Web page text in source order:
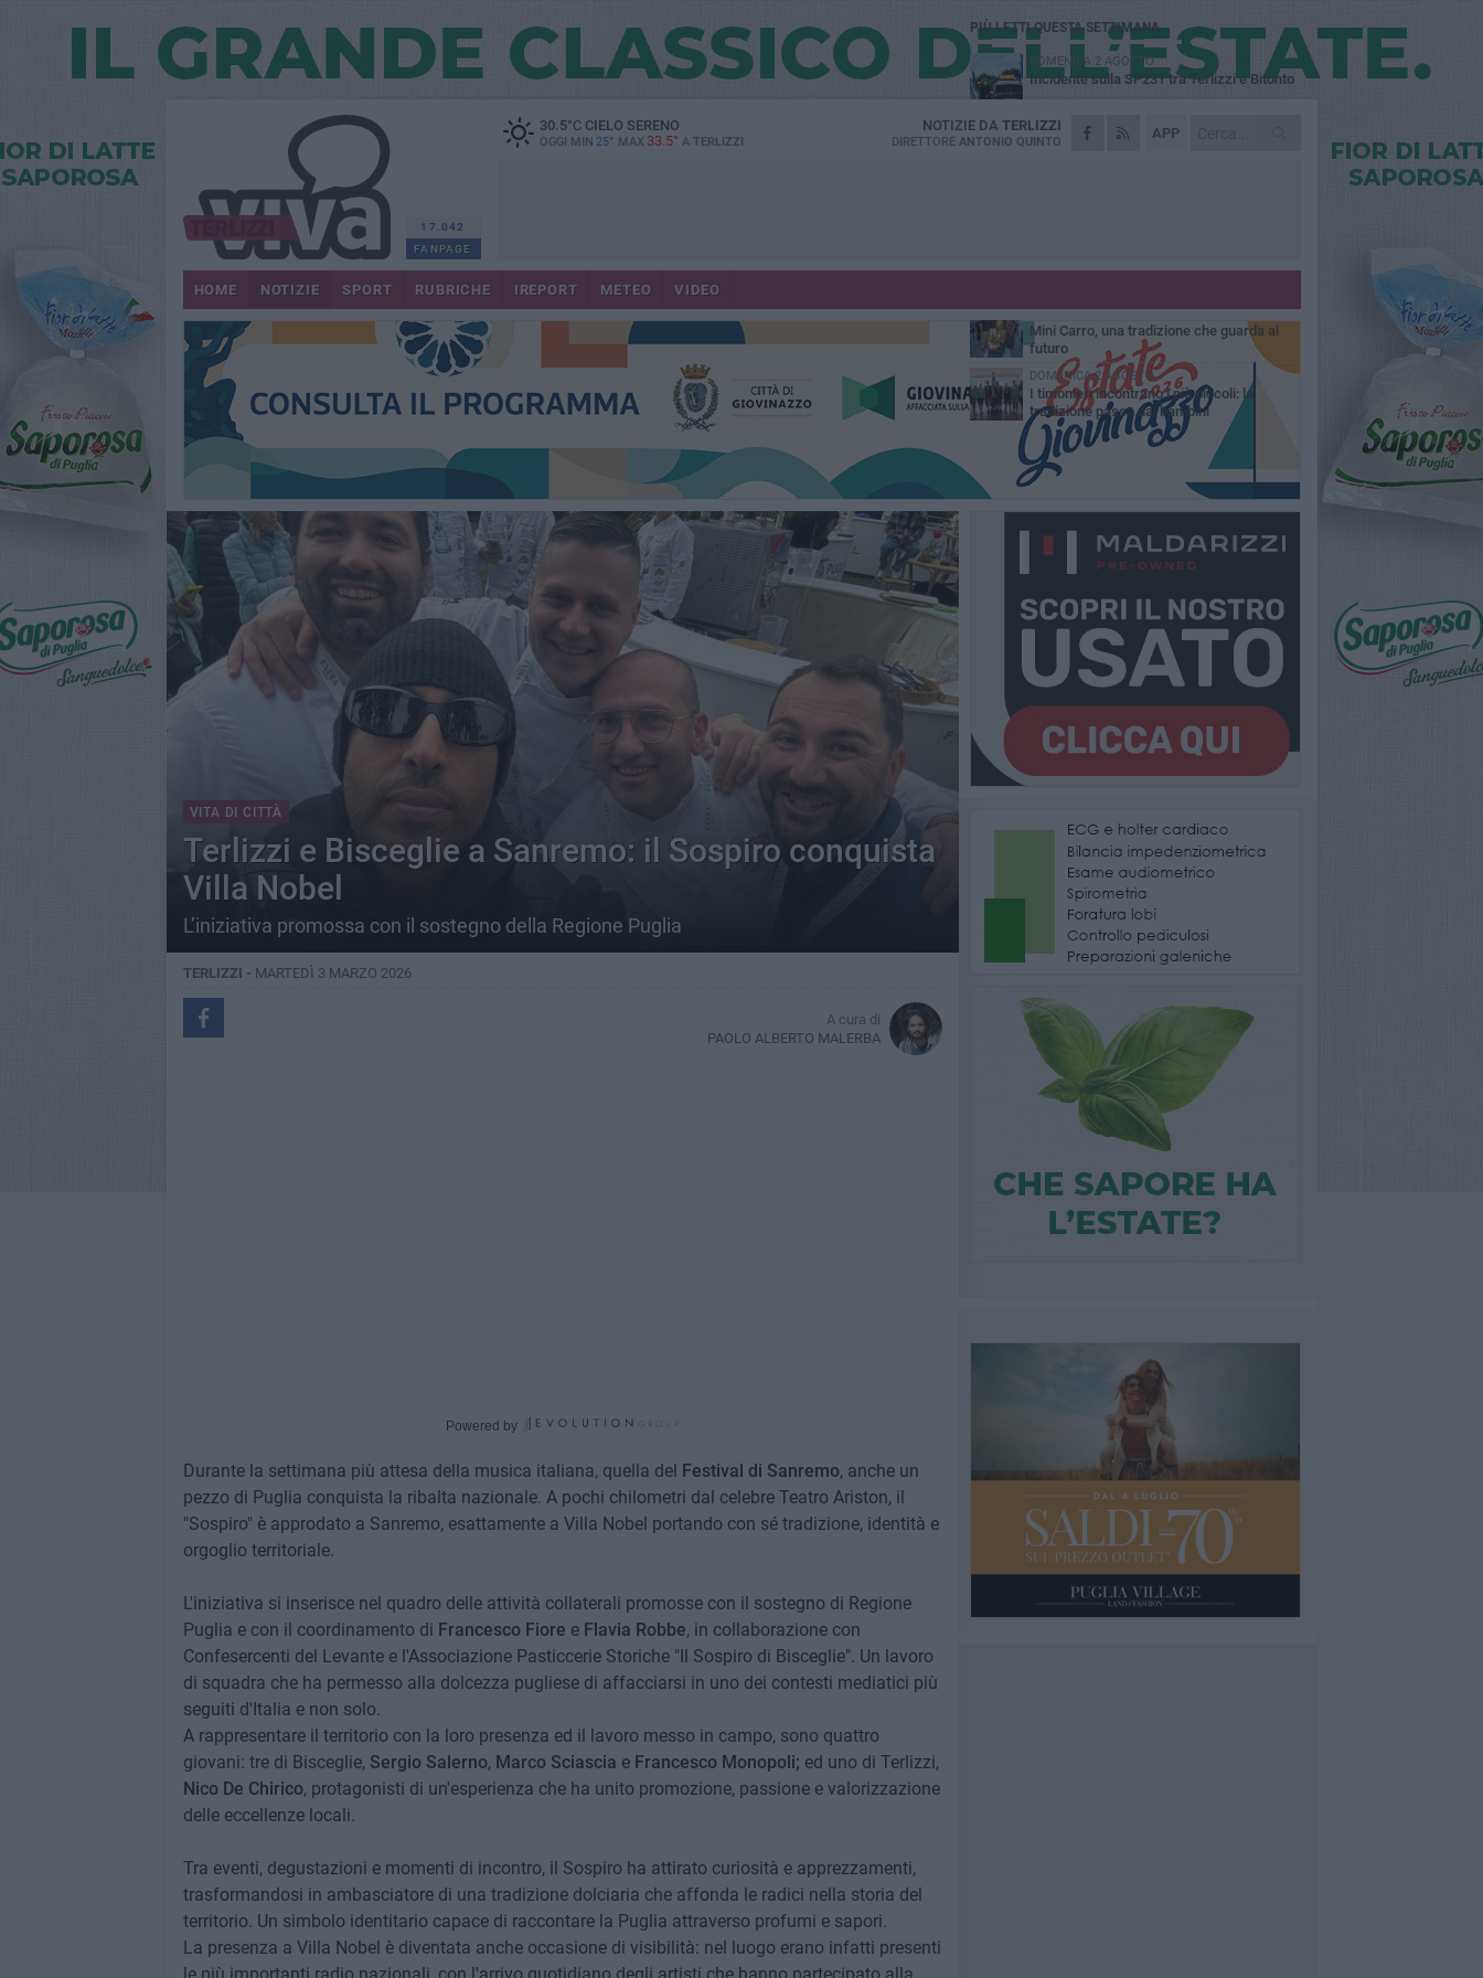
17.042
FANPAGE
30.5°CCIELO SERENO
OGGI MIN 25° MAX 33.5° A TERLIZZI
APP
NOTIZIE DA TERLIZZI
DIRETTORE ANTONIO QUINTO
HOME NOTIZIE SPORT RUBRICHE IREPORT METEO VIDEO
VITA DI CITTÀ
Terlizzi e Bisceglie a Sanremo: il Sospiro conquista
Villa Nobel
L’iniziativa promossa con il sostegno della Regione Puglia
TERLIZZI - MARTEDÌ 3 MARZO 2026
A cura di
PAOLO ALBERTO MALERBA
Powered by
Durante la settimana più attesa della musica italiana, quella del Festival di Sanremo, anche un
pezzo di Puglia conquista la ribalta nazionale. A pochi chilometri dal celebre Teatro Ariston, il
"Sospiro" è approdato a Sanremo, esattamente a Villa Nobel portando con sé tradizione, identità e
orgoglio territoriale.
L'iniziativa si inserisce nel quadro delle attività collaterali promosse con il sostegno di Regione
Puglia e con il coordinamento di Francesco Fiore e Flavia Robbe, in collaborazione con
Confesercenti del Levante e l'Associazione Pasticcerie Storiche "Il Sospiro di Bisceglie". Un lavoro
di squadra che ha permesso alla dolcezza pugliese di affacciarsi in uno dei contesti mediatici più
seguiti d'Italia e non solo.
A rappresentare il territorio con la loro presenza ed il lavoro messo in campo, sono quattro
giovani: tre di Bisceglie, Sergio Salerno, Marco Sciascia e Francesco Monopoli; ed uno di Terlizzi,
Nico De Chirico, protagonisti di un'esperienza che ha unito promozione, passione e valorizzazione
delle eccellenze locali.
Tra eventi, degustazioni e momenti di incontro, il Sospiro ha attirato curiosità e apprezzamenti,
trasformandosi in ambasciatore di una tradizione dolciaria che affonda le radici nella storia del
territorio. Un simbolo identitario capace di raccontare la Puglia attraverso profumi e sapori.
La presenza a Villa Nobel è diventata anche occasione di visibilità: nel luogo erano infatti presenti
PIÙ LETTI QUESTA SETTIMANA
DOMENICA 2 AGOSTO
Incidente sulla SP231 tra Terlizzi e Bitonto
GIOVEDÌ 6 AGOSTO
A Terlizzi nasce il comitato di Futuro
Festa Maggiore, il programma del 6 agosto
MARTEDÌ 4 AGOSTO
Mini Carro, una tradizione che guarda al
futuro
DOMENICA 2 AGOSTO
I timonieri incontrano i più piccoli: la
tradizione passa dai bambini